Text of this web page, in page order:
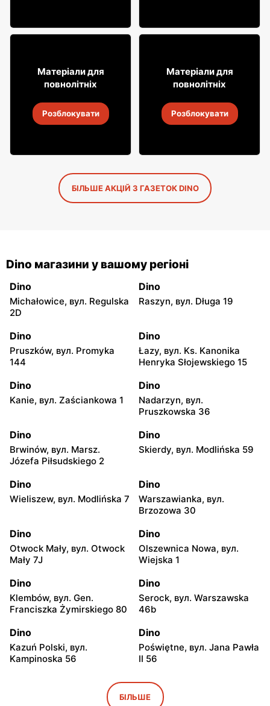
2975
30 лип.-6 серп. 2026
Матеріали для
повнолітніх
Розблокувати
3599
30 лип.-6 серп. 2026
Матеріали для
повнолітніх
Розблокувати
БІЛЬШЕ АКЦІЙ З ГАЗЕТОК DINO
Dino магазини у вашому регіоні
Dino
Michałowice, вул. Regulska
2D
Dino
Raszyn, вул. Długa 19
Dino
Pruszków, вул. Promyka
144
Dino
Łazy, вул. Ks. Kanonika
Henryka Słojewskiego 15
Dino
Kanie, вул. Zaściankowa 1
Dino
Nadarzyn, вул.
Pruszkowska 36
Dino
Brwinów, вул. Marsz.
Józefa Piłsudskiego 2
Dino
Skierdy, вул. Modlińska 59
Dino
Wieliszew, вул. Modlińska 7
Dino
Warszawianka, вул.
Brzozowa 30
Dino
Otwock Mały, вул. Otwock
Mały 7J
Dino
Olszewnica Nowa, вул.
Wiejska 1
Dino
Klembów, вул. Gen.
Franciszka Żymirskiego 80
Dino
Serock, вул. Warszawska
46b
Dino
Kazuń Polski, вул.
Kampinoska 56
Dino
Poświętne, вул. Jana Pawła
II 56
Dino
Bieniewice, вул. Błońska 52
БІЛЬШЕ